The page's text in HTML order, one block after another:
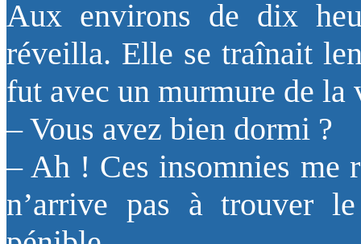
Aux environs de dix
réveilla. Elle se traînait
fut avec un murmure de
– Vous avez bien dormi ?
– Ah ! Ces insomnies me
n’arrive pas à trouver